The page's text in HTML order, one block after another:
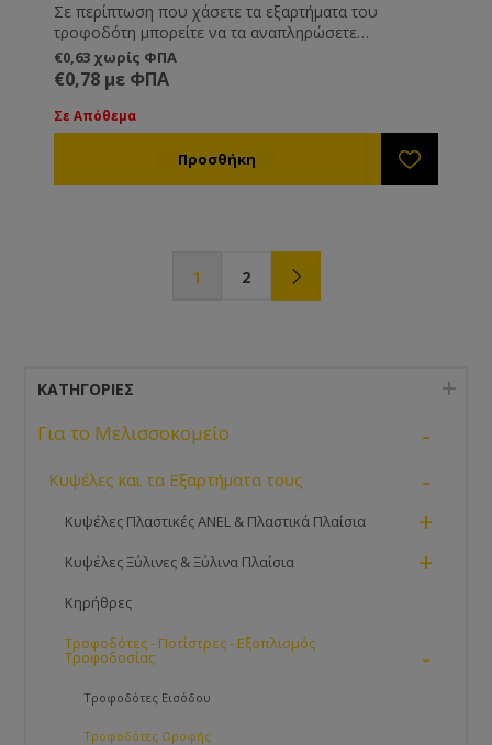
Σε περίπτωση που χάσετε τα εξαρτήματα του
τροφοδότη μπορείτε να τα αναπληρώσετε
αγοράζοντάς τα ξεχωριστά.
€0,63 χωρίς ΦΠΑ
€0,78 με ΦΠΑ
Σε Απόθεμα
1 2
ΚΑΤΗΓΟΡΊΕΣ
Για το Μελισσοκομείο -
Κυψέλες και τα Εξαρτήματα τους -
Κυψέλες Πλαστικές ANEL & Πλαστικά Πλαίσια +
Κυψέλες Ξύλινες & Ξύλινα Πλαίσια +
Κηρήθρες
Τροφοδότες - Ποτίστρες - Εξοπλισμός
Τροφοδοσίας -
Τροφοδότες Εισόδου
Τροφοδότες Οροφής